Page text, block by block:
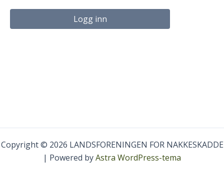
Copyright © 2026 LANDSFORENINGEN FOR NAKKESKADDE
| Powered byAstra WordPress-tema